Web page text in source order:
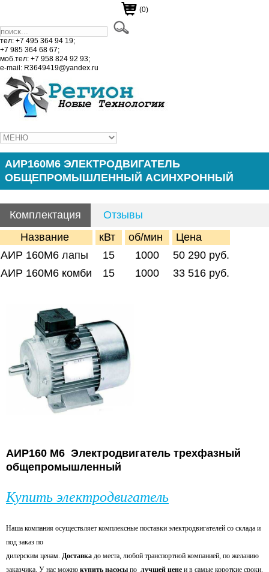
(0)
тел: +7 495 364 94 19;
+7 985 364 68 67;
моб.тел: +7 958 824 92 93;
e-mail: R3649419@yandex.ru
АИР160М6 ЭЛЕКТРОДВИГАТЕЛЬ
ОБЩЕПРОМЫШЛЕННЫЙ АСИНХРОННЫЙ
Комплектация
Отзывы
Название
кВт об/мин
Цена
АИР 160М6 лапы
15 1000
50 290 руб.
АИР 160М6 комби
15 1000 33 516 руб.
АИР160 М6 Электродвигатель трехфазный
общепромышленный
Купить электродвигатель
Наша компания осуществляет комплексные поставки электродвигателей со склада и
под заказ по
дилерским ценам. Доставка до места, любой транспортной компанией, по желанию
заказчика. У нас можно купить насосы по лучшей цене и в самые короткие сроки.